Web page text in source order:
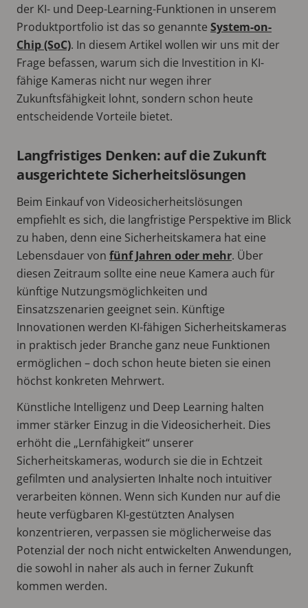
der KI- und Deep-Learning-Funktionen in unserem
Produktportfolio ist das so genannte System-on-
Chip (SoC). In diesem Artikel wollen wir uns mit der
Frage befassen, warum sich die Investition in KI-
fähige Kameras nicht nur wegen ihrer
Zukunftsfähigkeit lohnt, sondern schon heute
entscheidende Vorteile bietet.
Langfristiges Denken: auf die Zukunft
ausgerichtete Sicherheitslösungen
Beim Einkauf von Videosicherheitslösungen
empfiehlt es sich, die langfristige Perspektive im Blick
zu haben, denn eine Sicherheitskamera hat eine
Lebensdauer von fünf Jahren oder mehr. Über
diesen Zeitraum sollte eine neue Kamera auch für
künftige Nutzungsmöglichkeiten und
Einsatzszenarien geeignet sein. Künftige
Innovationen werden KI-fähigen Sicherheitskameras
in praktisch jeder Branche ganz neue Funktionen
ermöglichen – doch schon heute bieten sie einen
höchst konkreten Mehrwert.
Künstliche Intelligenz und Deep Learning halten
immer stärker Einzug in die Videosicherheit. Dies
erhöht die „Lernfähigkeit“ unserer
Sicherheitskameras, wodurch sie die in Echtzeit
gefilmten und analysierten Inhalte noch intuitiver
verarbeiten können. Wenn sich Kunden nur auf die
heute verfügbaren KI-gestützten Analysen
konzentrieren, verpassen sie möglicherweise das
Potenzial der noch nicht entwickelten Anwendungen,
die sowohl in naher als auch in ferner Zukunft
kommen werden.